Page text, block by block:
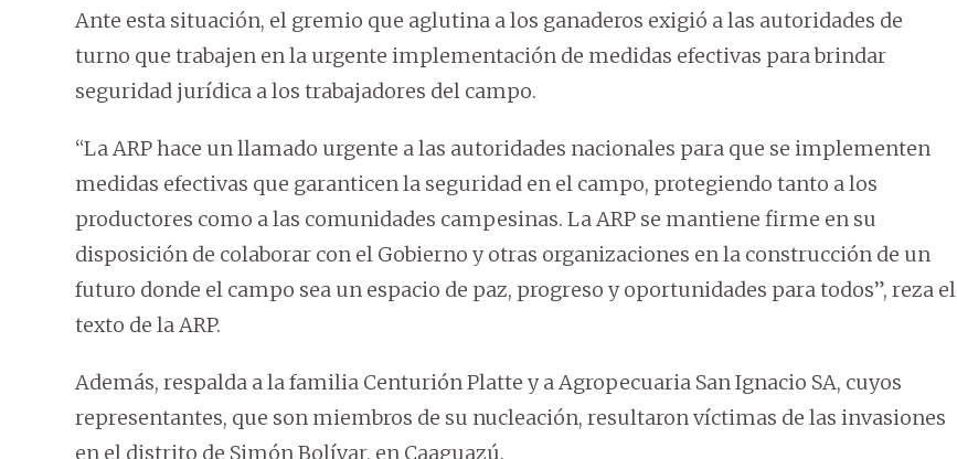
Ante esta situación, el gremio que aglutina a los ganaderos exigió a las autoridades de
turno que trabajen en la urgente implementación de medidas efectivas para brindar
seguridad jurídica a los trabajadores del campo.
“La ARP hace un llamado urgente a las autoridades nacionales para que se implementen
medidas efectivas que garanticen la seguridad en el campo, protegiendo tanto a los
productores como a las comunidades campesinas. La ARP se mantiene firme en su
disposición de colaborar con el Gobierno y otras organizaciones en la construcción de un
futuro donde el campo sea un espacio de paz, progreso y oportunidades para todos”, reza el
texto de la ARP.
Además, respalda a la familia Centurión Platte y a Agropecuaria San Ignacio SA, cuyos
representantes, que son miembros de su nucleación, resultaron víctimas de las invasiones
en el distrito de Simón Bolívar, en Caaguazú.